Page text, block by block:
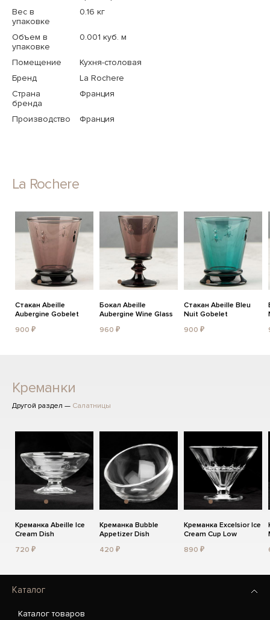
Вес в
упаковке
0.16 кг
Объем в
упаковке
0.001 куб. м
Помещение
Кухня-столовая
Бренд
La Rochere
Страна
бренда
Франция
Производство Франция
La Rochere
Стакан Abeille
Aubergine Gobelet
900 ₽
Бокал Abeille
Aubergine Wine Glass
960 ₽
Стакан Abeille Bleu
Nuit Gobelet
900 ₽
Креманки
Другой раздел — Салатницы
Креманка Abeille Ice
Cream Dish
720 ₽
Креманка Bubble
Appetizer Dish
420 ₽
Креманка Excelsior Ice
Cream Cup Low
890 ₽
Каталог
Каталог товаров